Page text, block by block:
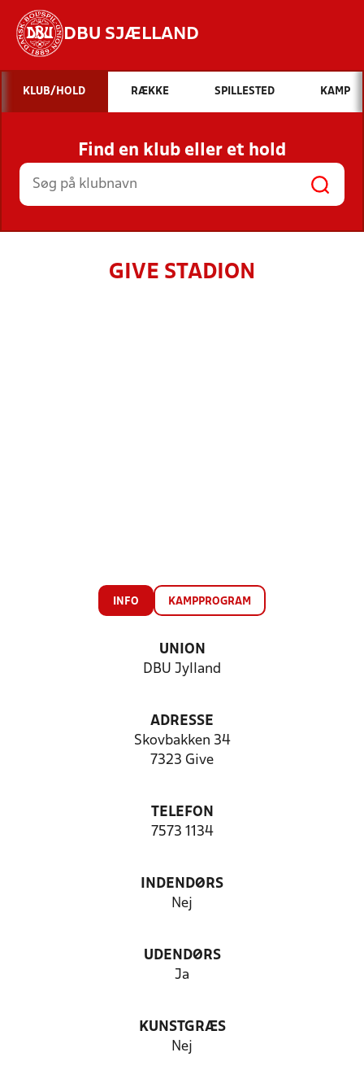
DBU SJÆLLAND
Hvad vil du søge efter?
INDHOLD OG NYHEDER
STILLINGER, RESULTATER, KLUBBER OG
HOLD
KLUB/HOLD RÆKKE SPILLESTED KAMP
Find en klub eller et hold
GIVE STADION
INFO KAMPPROGRAM
UNION
DBU Jylland
ADRESSE
Skovbakken 34
7323 Give
TELEFON
7573 1134
INDENDØRS
Nej
UDENDØRS
Ja
KUNSTGRÆS
Nej